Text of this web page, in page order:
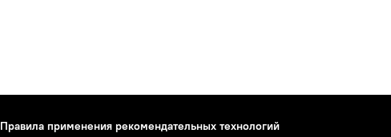
Правила применения рекомендательных технологий